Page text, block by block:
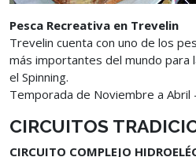
Pesca Recreativa en Trevelin
Trevelin cuenta con uno de los
más importantes del mundo para
el Spinning.
Temporada de Noviembre a Abril
CIRCUITOS
CIRCUITO COMPLEJO